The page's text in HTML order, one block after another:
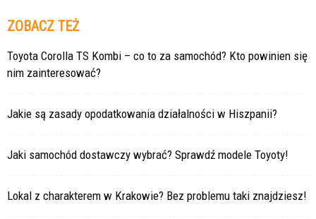
ZOBACZ TEŻ
Toyota Corolla TS Kombi – co to za samochód? Kto powinien się
nim zainteresować?
Jakie są zasady opodatkowania działalności w Hiszpanii?
Jaki samochód dostawczy wybrać? Sprawdź modele Toyoty!
Lokal z charakterem w Krakowie? Bez problemu taki znajdziesz!